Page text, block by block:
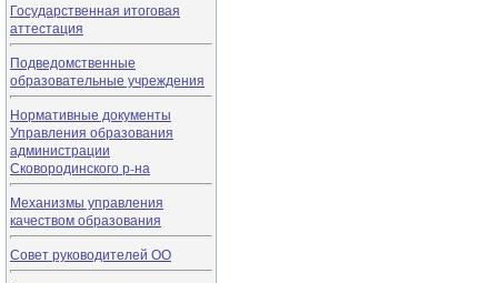
Государственная итоговая
аттестация
Подведомственные
образовательные учреждения
Нормативные документы
Управления образования
администрации
Сковородинского р-на
Механизмы управления
качеством образования
Совет руководителей ОО